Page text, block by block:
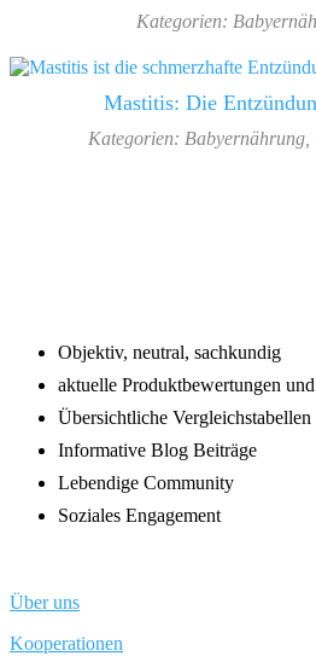
Kategorien:
Mastitis: Die
Kategorien: Babyernährung
Objektiv, neutral, sachkundig
aktuelle Produktbewertungen
Übersichtliche Vergleichstabellen
Informative Blog Beiträge
Lebendige Community
Soziales Engagement
Über uns
Kooperationen